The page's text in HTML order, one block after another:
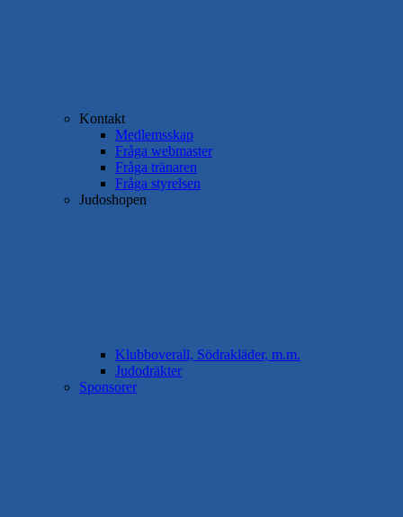
Kontakt
Medlemsskap
Fråga webmaster
Fråga tränaren
Fråga styrelsen
Judoshopen
Klubboverall, Södrakläder, m.m.
Judodräkter
Sponsorer